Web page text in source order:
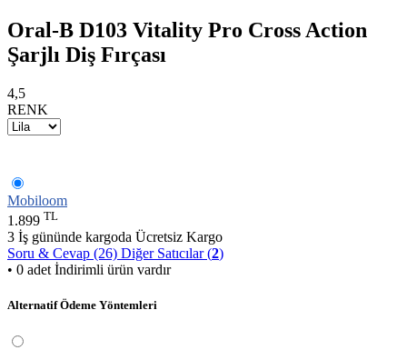
Oral-B D103 Vitality Pro Cross Action
Şarjlı Diş Fırçası
4,5
RENK
Mobiloom
1.899 TL
3 İş gününde kargoda Ücretsiz Kargo
Soru & Cevap (26) Diğer Satıcılar (2)
• 0 adet İndirimli ürün vardır
Alternatif Ödeme Yöntemleri